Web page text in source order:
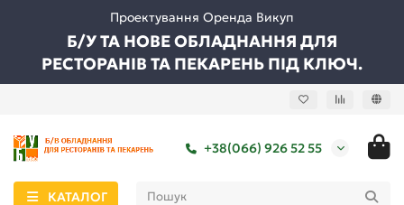
Проектування Оренда Викуп
Б/У ТА НОВЕ ОБЛАДНАННЯ ДЛЯ
РЕСТОРАНІВ ТА ПЕКАРЕНЬ ПІД КЛЮЧ.
+38(066) 926 52 55
КАТАЛОГ